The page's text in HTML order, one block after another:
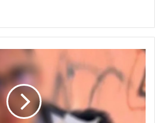
أ
د
ا
ن
ت